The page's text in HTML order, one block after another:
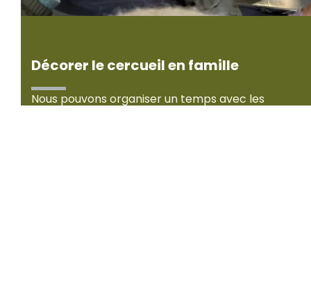
Décorer le cercueil en famille
Nous pouvons organiser un temps avec les